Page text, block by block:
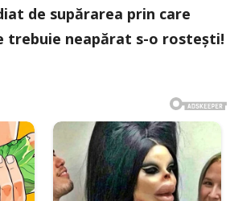
de supărarea prin care
trebuie neapărat s-o rostești!